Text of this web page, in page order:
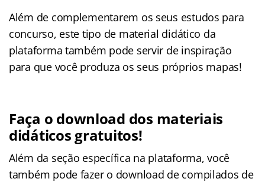
Além de complementarem os seus estudos para
concurso, este tipo de material didático da
plataforma também pode servir de inspiração
para que você produza os seus próprios mapas!
Faça o download dos materiais
didáticos gratuitos!
Além da seção específica na plataforma, você
também pode fazer o download de compilados de